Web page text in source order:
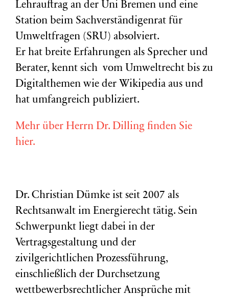
Lehrauftrag an der Uni Bremen und eine
Station beim Sachverständigenrat für
Umweltfragen (SRU) absolviert.
Er hat breite Erfahrungen als Sprecher und
Berater, kennt sich vom Umweltrecht bis zu
Digitalthemen wie der Wikipedia aus und
hat umfangreich publiziert.
Mehr über Herrn Dr. Dilling finden Sie
hier.
Dr. Christian Dümke ist seit 2007 als
Rechtsanwalt im Energierecht tätig. Sein
Schwerpunkt liegt dabei in der
Vertragsgestaltung und der
zivilgerichtlichen Prozessführung,
einschließlich der Durchsetzung
wettbewerbsrechtlicher Ansprüche mit